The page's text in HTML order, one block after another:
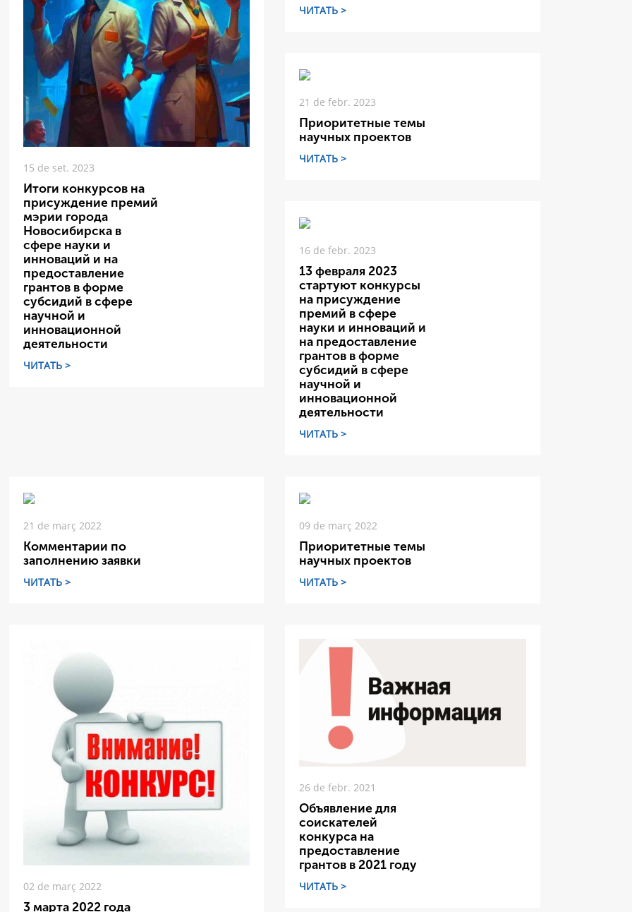
15 de set. 2023
Итоги конкурсов на
присуждение премий
мэрии города
Новосибирска в
сфере науки и
инноваций и на
предоставление
грантов в форме
субсидий в сфере
научной и
инновационной
деятельности
ЧИТАТЬ >
ЧИТАТЬ >
21 de febr. 2023
Приоритетные темы
научных проектов
ЧИТАТЬ >
16 de febr. 2023
13 февраля 2023
стартуют конкурсы
на присуждение
премий в сфере
науки и инноваций и
на предоставление
грантов в форме
субсидий в сфере
научной и
инновационной
деятельности
ЧИТАТЬ >
21 de març 2022
Комментарии по
заполнению заявки
ЧИТАТЬ >
09 de març 2022
Приоритетные темы
научных проектов
ЧИТАТЬ >
02 de març 2022
3 марта 2022 года
26 de febr. 2021
Объявление для
соискателей
конкурса на
предоставление
грантов в 2021 году
ЧИТАТЬ >